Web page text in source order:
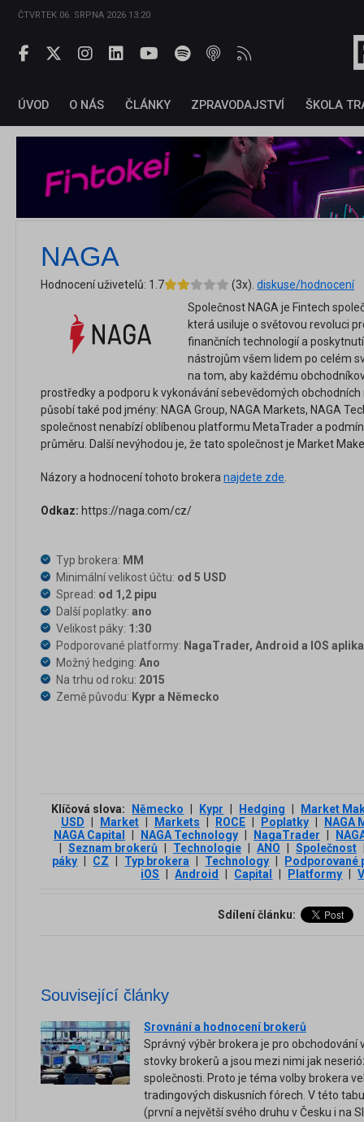
ČTVRTEK 06. SRPNA 2026 13:20
ÚVOD O NÁS ČLÁNKY ZPRAVODAJSTVÍ ŠKOLA
NAGA
Hodnocení uživetelů: 1.7 (3x). diskuse/hodnocení
Společnost NAGA je Fintech
která usiluje o světovou revoluci
finančních technologií a
nástrojům všem lidem po celém
na tom, aby každému
prostředky a podporu k vykonávání sebevědomých
působí také pod jmény: NAGA Group, NAGA Markets, NAGA
společnost nenabízí oblíbenou platformu MetaTrader a
průměru. Další nevýhodou je, že tato společnost je Market
Názory a hodnocení tohoto brokeranajdete zde.
Odkaz: https://naga.com/cz/
Typ brokera: MM
Minimální velikost účtu: od 5 USD
Spread: od 1,2 pipu
Další poplatky: ano
Velikost páky: 1:30
Podporované platformy: NagaTrader, Android a IOS
Možný hedging: Ano
Na trhu od roku: 2015
Země původu: Kypr a Německo
Klíčová slova: Německo Kypr Hedging
Market
USD
Market Markets ROCE Poplatky
NAGA
NAGA Capital
NAGA Technology NagaTrader
Seznam brokerů Technologie ANO Společnost
páky
CZ Typ brokera Technology
Podporované
iOS
Android Capital Platformy
Sdílení článku:
Související články
Srovnání a hodnocení brokerů
Správný výběr brokera je pro obchodování
stovky brokerů a jsou mezi nimi jak
společnosti. Proto je téma volby brokera
tradingových diskusních fórech. V této
(první a největší svého druhu v Česku i na